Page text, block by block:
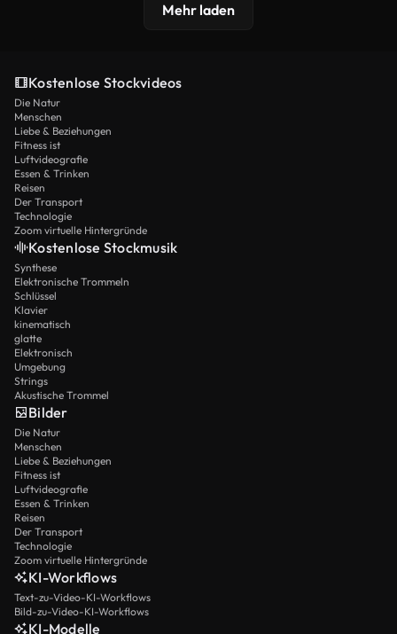
Mehr laden
Kostenlose Stockvideos
Die Natur
Menschen
Liebe & Beziehungen
Fitness ist
Luftvideografie
Essen & Trinken
Reisen
Der Transport
Technologie
Zoom virtuelle Hintergründe
Kostenlose Stockmusik
Synthese
Elektronische Trommeln
Schlüssel
Klavier
kinematisch
glatte
Elektronisch
Umgebung
Strings
Akustische Trommel
Bilder
Die Natur
Menschen
Liebe & Beziehungen
Fitness ist
Luftvideografie
Essen & Trinken
Reisen
Der Transport
Technologie
Zoom virtuelle Hintergründe
KI-Workflows
Text-zu-Video-KI-Workflows
Bild-zu-Video-KI-Workflows
KI-Modelle